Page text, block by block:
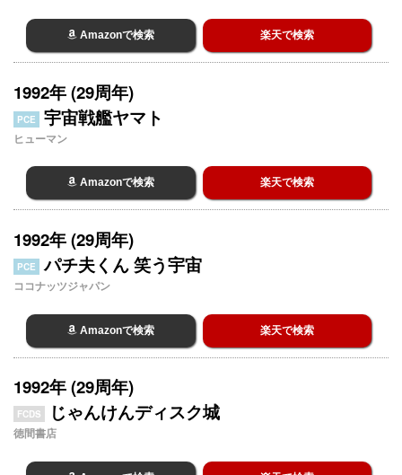
Amazonで検索 楽天で検索
1992年 (29周年)
PCE 宇宙戦艦ヤマト
ヒューマン
Amazonで検索 楽天で検索
1992年 (29周年)
PCE パチ夫くん 笑う宇宙
ココナッツジャパン
Amazonで検索 楽天で検索
1992年 (29周年)
FCDS じゃんけんディスク城
徳間書店